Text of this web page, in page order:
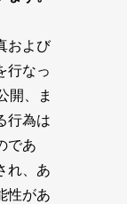
および
行なっ
開、ま
行為は
であ
れ、あ
性があ